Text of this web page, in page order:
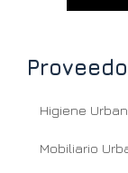
Higiene
Mobiliario